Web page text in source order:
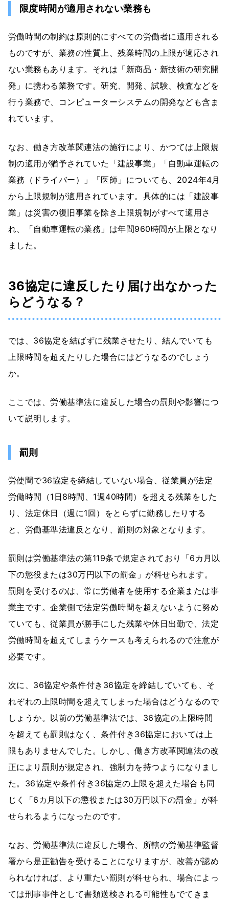
限度時間が適用されない業務も
労働時間の制約は原則的にすべての労働者に適用される
ものですが、業務の性質上、残業時間の上限が適応され
ない業務もあります。それは「新商品・新技術の研究開
発」に携わる業務です。研究、開発、試験、検査などを
行う業務で、コンピューターシステムの開発なども含ま
れています。
なお、働き方改革関連法の施行により、かつては上限規
制の適用が猶予されていた「建設事業」「自動車運転の
業務（ドライバー）」「医師」についても、2024年4月
から上限規制が適用されています。具体的には「建設事
業」は災害の復旧事業を除き上限規制がすべて適用さ
れ、「自動車運転の業務」は年間960時間が上限となり
ました。
36協定に違反したり届け出なかった
らどうなる？
では、36協定を結ばずに残業させたり、結んでいても
上限時間を超えたりした場合にはどうなるのでしょう
か。
ここでは、労働基準法に違反した場合の罰則や影響につ
いて説明します。
罰則
労使間で36協定を締結していない場合、従業員が法定
労働時間（1日8時間、1週40時間）を超える残業をした
り、法定休日（週に1回）をとらずに勤務したりする
と、労働基準法違反となり、罰則の対象となります。
罰則は労働基準法の第119条で規定されており「6カ月以
下の懲役または30万円以下の罰金」が科せられます。
罰則を受けるのは、常に労働者を使用する企業または事
業主です。企業側で法定労働時間を超えないように努め
ていても、従業員が勝手にした残業や休日出勤で、法定
労働時間を超えてしまうケースも考えられるので注意が
必要です。
次に、36協定や条件付き36協定を締結していても、そ
れぞれの上限時間を超えてしまった場合はどうなるので
しょうか。以前の労働基準法では、36協定の上限時間
を超えても罰則はなく、条件付き36協定においては上
限もありませんでした。しかし、働き方改革関連法の改
正により罰則が規定され、強制力を持つようになりまし
た。36協定や条件付き36協定の上限を超えた場合も同
じく「6カ月以下の懲役または30万円以下の罰金」が科
せられるようになったのです。
なお、労働基準法に違反した場合、所轄の労働基準監督
署から是正勧告を受けることになりますが、改善が認め
られなければ、より重たい罰則が科せられ、場合によっ
ては刑事事件として書類送検される可能性もでてきま